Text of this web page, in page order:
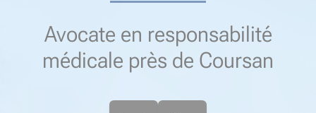
Avocate en responsabilité
médicale près de Coursan​